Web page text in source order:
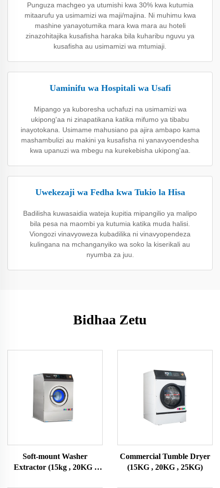
Punguza machgeo ya utumishi kwa 30% kwa kutumia
mitaarufu ya usimamizi wa maji/majina. Ni muhimu kwa
mashine yanayotumika mara kwa mara au hoteli
zinazohitajika kusafisha haraka bila kuharibu nguvu ya
kusafisha au usimamizi wa mtumiaji.
Uaminifu wa Hospitali wa Usafi
Mipango ya kuboresha uchafuzi na usimamizi wa
ukipong'aa ni zinapatikana katika mifumo ya tibabu
inayotokana. Usimame mahusiano pa ajira ambapo kama
mashambulizi au makini ya kusafisha ni yanavyoendesha
kwa upanuzi wa mbegu na kurekebisha ukipong'aa.
Uwekezaji wa Fedha kwa Tukio la Hisa
Badilisha kuwasaidia wateja kupitia mipangilio ya malipo
bila pesa na maombi ya kutumia katika muda halisi.
Viongozi vinavyoweza kubadilika ni vinavyopendeza
kulingana na mchanganyiko wa soko la kiserikali au
nyumba za juu.
Bidhaa Zetu
Soft-mount Washer
Extractor (15kg , 20KG ,
Commercial Tumble Dryer
(15KG , 20KG , 25KG)